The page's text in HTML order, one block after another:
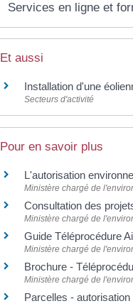
Services en ligne et
Et aussi
Installation d'une
Secteurs d'activité
Pour en savoir plus
L'autorisation
Ministère chargé de
Consultation des
Ministère chargé de
Guide Téléprocédure
Ministère chargé de
Brochure -
Ministère chargé de
Parcelles -